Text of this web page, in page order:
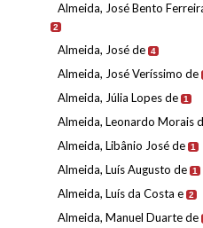
Almeida, José Bento
2
Almeida, José de 4
Almeida, José Veríssimo de
Almeida, Júlia Lopes de 1
Almeida, Leonardo Morais
Almeida, Libânio José de 1
Almeida, Luís Augusto de 1
Almeida, Luís da Costa e 2
Almeida, Manuel Duarte de